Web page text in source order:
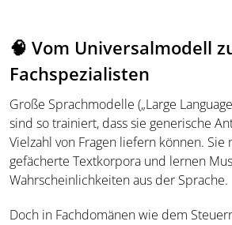
🧠 Vom Universalmodell
Fachspezialisten
Große Sprachmodelle („Large
sind so trainiert, dass sie generische
Vielzahl von Fragen liefern können. Sie
gefächerte Textkorpora und lernen
Wahrscheinlichkeiten aus der Sprache.
Doch in Fachdomänen wie dem